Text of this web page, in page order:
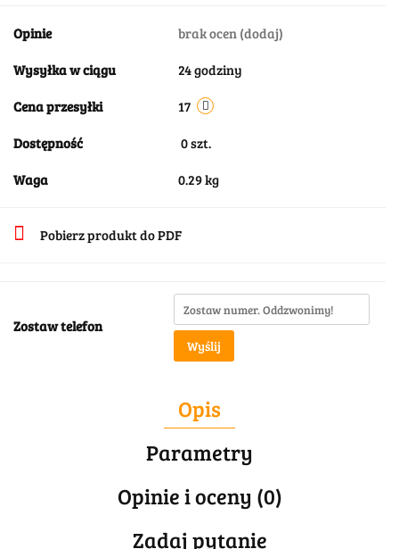
Opinie brak ocen (dodaj)
Wysyłka w ciągu 24 godziny
Cena przesyłki 17
Dostępność 0szt.
Waga 0.29 kg
Pobierz produkt do PDF
Zostaw telefon
Wyślij
Opis
Parametry
Opinie i oceny (0)
Zadaj pytanie